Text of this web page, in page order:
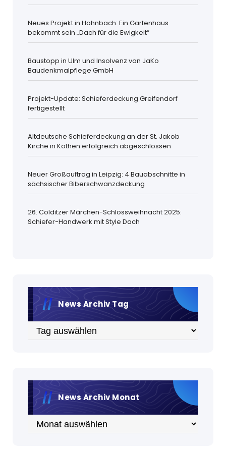
Neues Projekt in Hohnbach: Ein Gartenhaus
bekommt sein „Dach für die Ewigkeit“
Baustopp in Ulm und Insolvenz von JaKo
Baudenkmalpflege GmbH
Projekt-Update: Schieferdeckung Greifendorf
fertigestellt
Altdeutsche Schieferdeckung an der St. Jakob
Kirche in Köthen erfolgreich abgeschlossen
Neuer Großauftrag in Leipzig: 4 Bauabschnitte in
sächsischer Biberschwanzdeckung
26. Colditzer Märchen-Schlossweihnacht 2025:
Schiefer-Handwerk mit Style Dach
News Archiv Tag
Archiv
News Archiv Monat
Archiv